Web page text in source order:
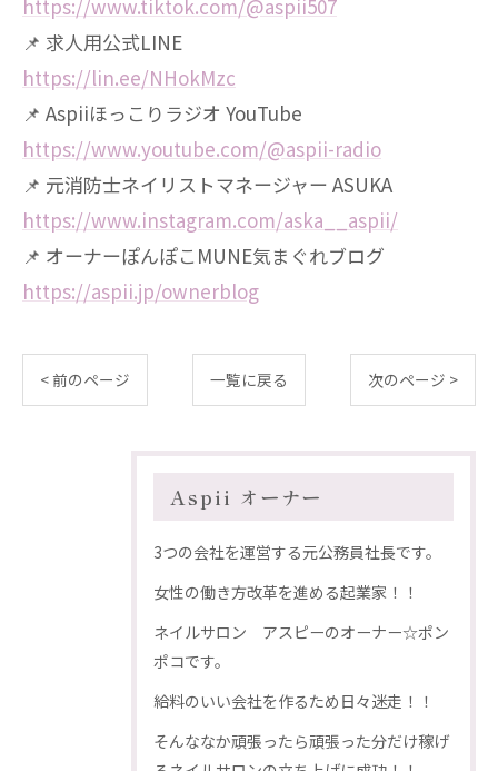
https://www.tiktok.com/@aspii507
📌 求人用公式LINE
https://lin.ee/NHokMzc
📌 Aspiiほっこりラジオ YouTube
https://www.youtube.com/@aspii-radio
📌 元消防士ネイリストマネージャー ASUKA
https://www.instagram.com/aska__aspii/
📌 オーナーぽんぽこMUNE気まぐれブログ
https://aspii.jp/ownerblog
< 前のページ 一覧に戻る 次のページ >
Aspii オーナー
3つの会社を運営する元公務員社長です。
女性の働き方改革を進める起業家！！
ネイルサロン アスピーのオーナー☆ポン
ポコです。
給料のいい会社を作るため日々迷走！！
そんななか頑張ったら頑張った分だけ稼げ